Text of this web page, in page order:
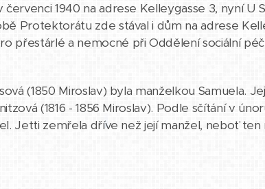
1940 na adrese Kelleygasse 3, nyní U
Protektorátu zde stával i dům na adrese
přestárlé a nemocné při Oddělení sociální
(1850 Miroslav) byla manželkou Samuela.
(1816 - 1856 Miroslav). Podle sčítání v
Jetti zemřela dříve než její manžel, neboť